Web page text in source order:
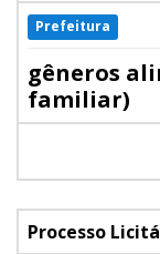
Prefeitura
gêneros
familiar)
Processo